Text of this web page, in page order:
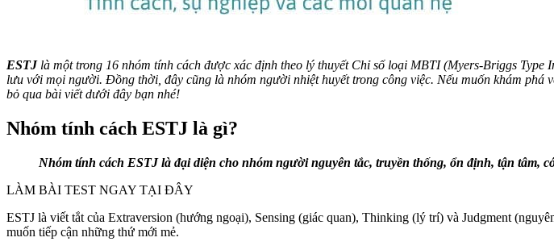
ESTJlà một trong 16 nhóm tính cách được xác định theo lý thuyết Chỉ số loại MBTI (Myers-Briggs
lưu với mọi người. Đồng thời, đây cũng là nhóm người nhiệt huyết trong công việc. Nếu muốn khám
bỏ qua bài viết dưới đây bạn nhé!
Nhóm tính cách ESTJ là gì?
Nhóm tính cách ESTJ là đại diện cho nhóm người nguyên tắc, truyền thống, ổn định, tận tâm,
LÀM BÀI TEST NGAY TẠI ĐÂY
ESTJ là viết tắt của Extraversion (hướng ngoại), Sensing (giác quan), Thinking (lý trí) và Judgment
muốn tiếp cận những thứ mới mẻ.